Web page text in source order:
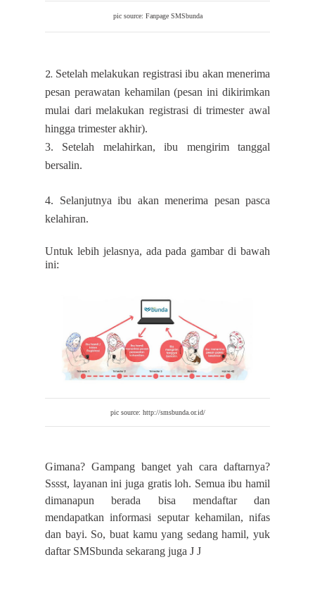
pic source: Fanpage SMSbunda
2. Setelah melakukan registrasi ibu akan menerima
pesan perawatan kehamilan (pesan ini dikirimkan
mulai dari melakukan registrasi di trimester awal
hingga trimester akhir).
3. Setelah melahirkan, ibu mengirim tanggal
bersalin.
4. Selanjutnya ibu akan menerima pesan pasca
kelahiran.
Untuk lebih jelasnya, ada pada gambar di bawah
ini:
pic source: http://smsbunda.or.id/
Gimana? Gampang banget yah cara daftarnya?
Sssst, layanan ini juga gratis loh. Semua ibu hamil
dimanapun berada bisa mendaftar dan
mendapatkan informasi seputar kehamilan, nifas
dan bayi. So, buat kamu yang sedang hamil, yuk
daftar SMSbunda sekarang juga J J